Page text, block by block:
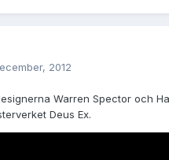
2012
Warren Spector och
Deus Ex.